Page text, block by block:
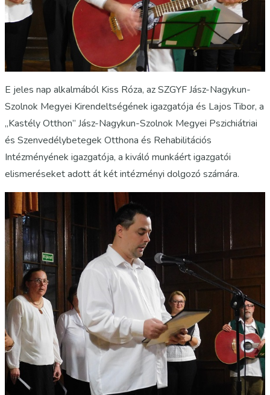
E jeles nap alkalmából Kiss Róza, az SZGYF Jász-Nagykun-
Szolnok Megyei Kirendeltségének igazgatója és Lajos Tibor, a
„Kastély Otthon” Jász-Nagykun-Szolnok Megyei Pszichiátriai
és Szenvedélybetegek Otthona és Rehabilitációs
Intézményének igazgatója, a kiváló munkáért igazgatói
elismeréseket adott át két intézményi dolgozó számára.